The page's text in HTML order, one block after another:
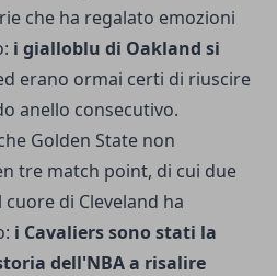
che ha regalato emozioni
i gialloblu di Oakland si
erano ormai certi di riuscire
anello consecutivo.
Golden State non
tre match point, di cui due
di Cleveland ha
i Cavaliers sono stati la
dell'NBA a risalire